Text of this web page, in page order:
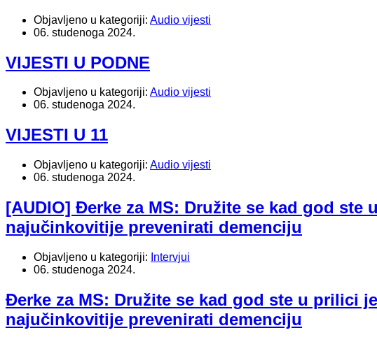
Objavljeno u kategoriji: Audio vijesti
06. studenoga 2024.
VIJESTI U PODNE
Objavljeno u kategoriji: Audio vijesti
06. studenoga 2024.
VIJESTI U 11
Objavljeno u kategoriji: Audio vijesti
06. studenoga 2024.
[AUDIO] Đerke za MS: Družite se kad god
najučinkovitije prevenirati demenciju
Objavljeno u kategoriji: Intervjui
06. studenoga 2024.
Đerke za MS: Družite se kad god ste u prilici
najučinkovitije prevenirati demenciju